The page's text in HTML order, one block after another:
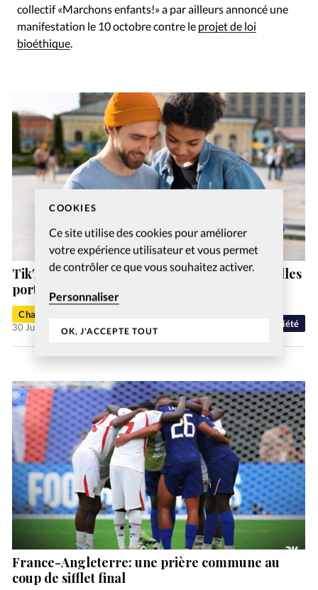
COOKIES
Ce site utilise des cookies pour améliorer
votre expérience utilisateur et vous permet
de contrôler ce que vous souhaitez activer.
Personnaliser
OK, J'ACCEPTE TOUT
collectif «Marchons enfants!» a par ailleurs annoncé une
manifestation le 10 octobre contre le projet de loi
bioéthique.
Société
TikTok, YouTube et Instagram sont les nouvelles
portes d’entrée de la foi chrétienne
Charlotte Moulin
30 Juil 2026
France-Angleterre: une prière commune au
coup de sifflet final